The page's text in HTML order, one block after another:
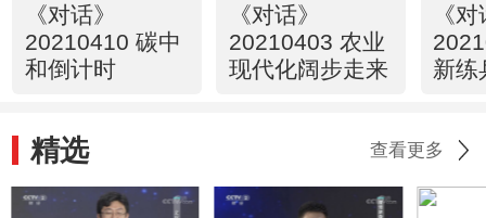
《对话》
20210410 碳中
和倒计时
《对话》
20210403 农业
现代化阔步走来
《
新练
精选 查看更多